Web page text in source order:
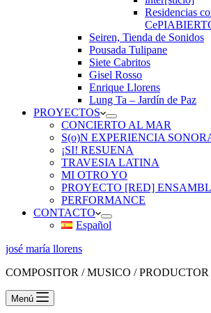
Residencias
Seiren, Tienda de Sonidos
Pousada Tulipane
Siete Cabritos
Gisel Rosso
Enrique Llorens
Lung Ta – Jardín de Paz
PROYECTOS
CONCIERTO AL MAR
S(o)N EXPERIENCIA
¡SI! RESUENA
TRAVESIA LATINA
MI OTRO YO
PROYECTO [RED]
PERFORMANCE
CONTACTO
Español
josé maría llorens
COMPOSITOR / MUSICO / PRODUCTOR
Menú